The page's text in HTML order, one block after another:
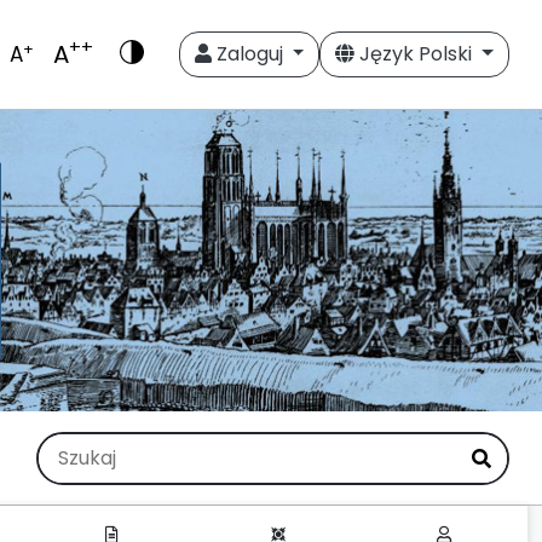
A+ A++ Zaloguj Język Polski